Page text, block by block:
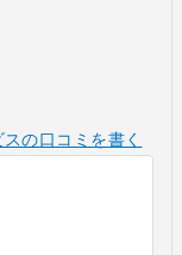
の口コミを書く